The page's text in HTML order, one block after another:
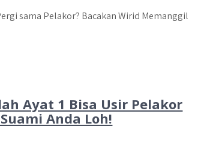
sama Pelakor? Bacakan Wirid Memanggil
Ayat 1 Bisa Usir Pelakor
Anda Loh!